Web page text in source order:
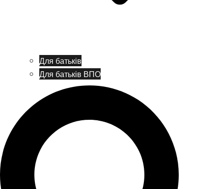
Для батьків
Для батьків ВПО